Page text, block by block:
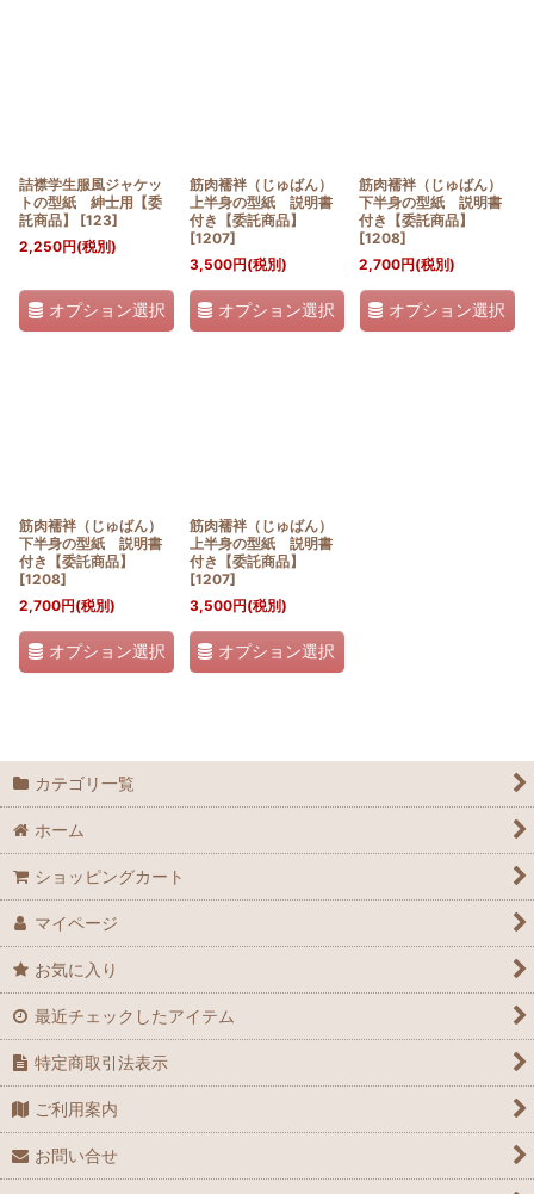
詰襟学生服風ジャケッ
トの型紙 紳士用【委
託商品】
[123]
2,250円(税別)
オプション選択
筋肉襦袢（じゅばん）
上半身の型紙 説明書
付き【委託商品】
[1207]
3,500円(税別)
オプション選択
筋肉襦袢（じゅばん）
下半身の型紙 説明書
付き【委託商品】
[1208]
2,700円(税別)
オプション選択
筋肉襦袢（じゅばん）
下半身の型紙 説明書
付き【委託商品】
[1208]
2,700円(税別)
オプション選択
筋肉襦袢（じゅばん）
上半身の型紙 説明書
付き【委託商品】
[1207]
3,500円(税別)
オプション選択
カテゴリ一覧
ホーム
ショッピングカート
マイページ
お気に入り
最近チェックしたアイテム
特定商取引法表示
ご利用案内
お問い合せ